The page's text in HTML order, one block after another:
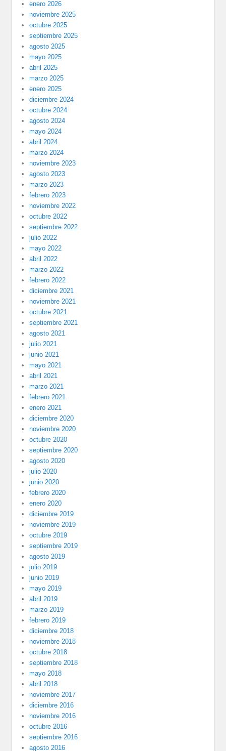
enero 2026
noviembre 2025
octubre 2025
septiembre 2025
agosto 2025
mayo 2025
abril 2025
marzo 2025
enero 2025
diciembre 2024
octubre 2024
agosto 2024
mayo 2024
abril 2024
marzo 2024
noviembre 2023
agosto 2023
marzo 2023
febrero 2023
noviembre 2022
octubre 2022
septiembre 2022
julio 2022
mayo 2022
abril 2022
marzo 2022
febrero 2022
diciembre 2021
noviembre 2021
octubre 2021
septiembre 2021
agosto 2021
julio 2021
junio 2021
mayo 2021
abril 2021
marzo 2021
febrero 2021
enero 2021
diciembre 2020
noviembre 2020
octubre 2020
septiembre 2020
agosto 2020
julio 2020
junio 2020
febrero 2020
enero 2020
diciembre 2019
noviembre 2019
octubre 2019
septiembre 2019
agosto 2019
julio 2019
junio 2019
mayo 2019
abril 2019
marzo 2019
febrero 2019
diciembre 2018
noviembre 2018
octubre 2018
septiembre 2018
mayo 2018
abril 2018
noviembre 2017
diciembre 2016
noviembre 2016
octubre 2016
septiembre 2016
agosto 2016